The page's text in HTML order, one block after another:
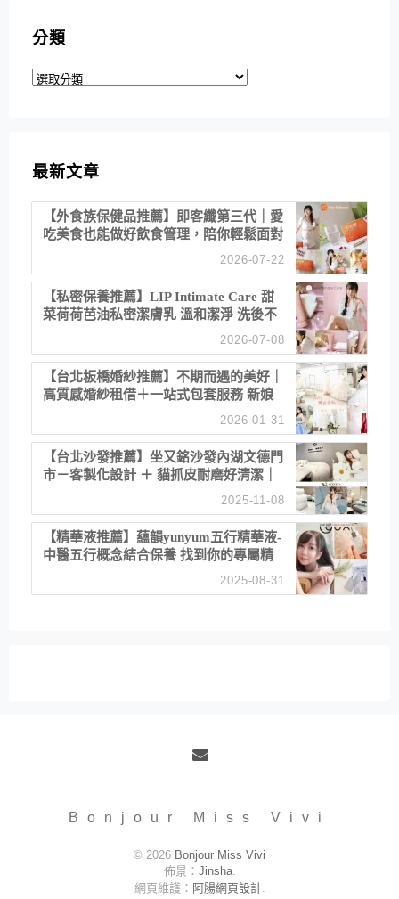
分類
分
最新文章
【外食族保健品推薦】即客纖第三代｜愛
吃美食也能做好飲食管理，陪你輕鬆面對
2026-07-22
【私密保養推薦】LIP Intimate Care 甜
菜荷荷芭油私密潔膚乳 溫和潔淨 洗後不
2026-07-08
【台北板橋婚紗推薦】不期而遇的美好｜
高質感婚紗租借＋一站式包套服務 新娘
2026-01-31
【台北沙發推薦】坐又銘沙發內湖文德門
市－客製化設計 ＋ 貓抓皮耐磨好清潔｜
直營直銷、價格透明 高CP值打造夢想
居家風格
2025-11-08
【精華液推薦】蘊韻yunyum五行精華液-
中醫五行概念結合保養 找到你的專屬精
華！ 水㊀土㊀就選「潤・賦精華」維持
肌膚剛剛好的平衡
2025-08-31
Bonjour Miss Vivi
© 2026 Bonjour Miss Vivi
佈景： Jinsha.
網頁維護： 阿腸網頁設計.